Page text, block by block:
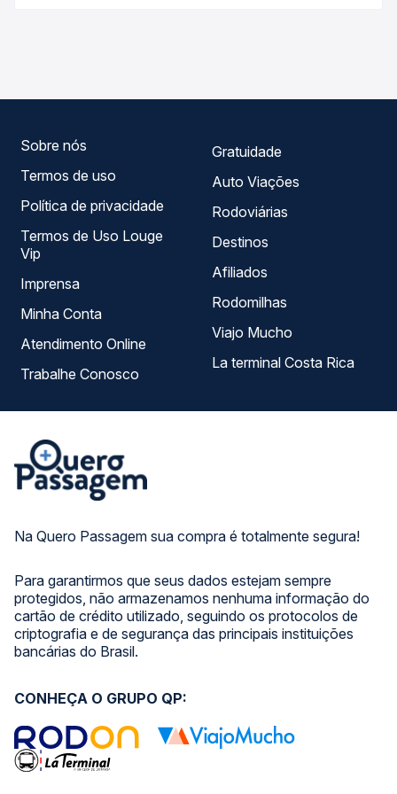
Na Quero Passagem sua compra é totalmente segura!
Para garantirmos que seus dados estejam sempre
protegidos, não armazenamos nenhuma informação do
cartão de crédito utilizado, seguindo os protocolos de
criptografia e de segurança das principais instituições
bancárias do Brasil.
Sobre nós
Termos de uso
Política de privacidade
Termos de Uso Louge
Vip
Imprensa
Minha Conta
Atendimento Online
Trabalhe Conosco
Gratuidade
Auto Viações
Rodoviárias
Destinos
Afiliados
Rodomilhas
Viajo Mucho
La terminal Costa Rica
CONHEÇA O GRUPO QP: